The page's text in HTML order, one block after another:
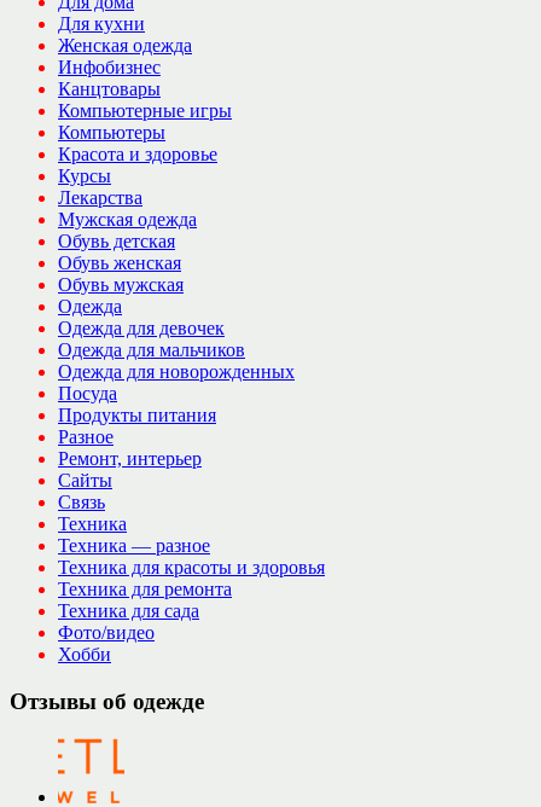
Для кухни
Женская одежда
Инфобизнес
Канцтовары
Компьютерные игры
Компьютеры
Красота и здоровье
Курсы
Лекарства
Мужская одежда
Обувь детская
Обувь женская
Обувь мужская
Одежда
Одежда для девочек
Одежда для мальчиков
Одежда для новорожденных
Посуда
Продукты питания
Разное
Ремонт, интерьер
Сайты
Связь
Техника
Техника — разное
Техника для красоты и здоровья
Техника для ремонта
Техника для сада
Фото/видео
Хобби
Отзывы об одежде